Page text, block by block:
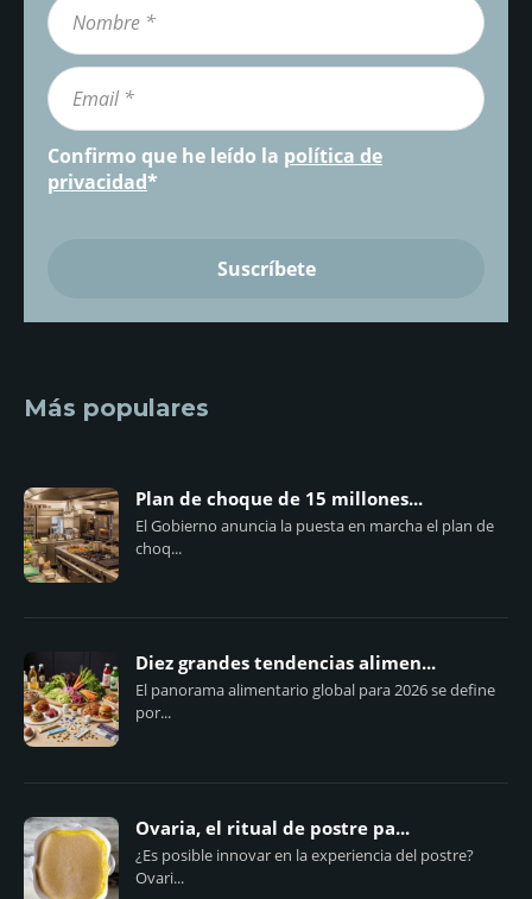
Confirmo que he leído la política de
privacidad*
Más populares
Plan de choque de 15 millones...
El Gobierno anuncia la puesta en marcha el plan de
choq...
Diez grandes tendencias alimen...
El panorama alimentario global para 2026 se define
por...
Ovaria, el ritual de postre pa...
¿Es posible innovar en la experiencia del postre?
Ovari...